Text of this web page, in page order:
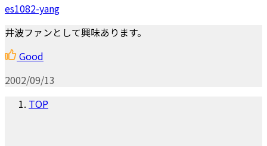
es1082-yang
井波ファンとして興味あります。
Good
2002/09/13
TOP